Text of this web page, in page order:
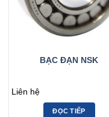
BẠC ĐẠN NSK
Liên hệ
ĐỌC TIẾP